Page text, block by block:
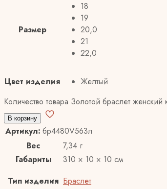
Размер
18
19
20,0
21
22,0
Цвет изделия
Желтый
Количество товара Золотой браслет женский
В корзину
Артикул: бр4480V563л
Вес
7,34 г
Габариты
310 × 10 × 10 см
Тип изделия Браслет